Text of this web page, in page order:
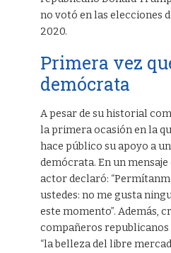
no votó en las elecciones
2020.
Primera vez
demócrata
A pesar de su historial
la primera ocasión en la
hace público su apoyo a
demócrata. En un mensaje
actor declaró:
ustedes: no me gusta
este momento”. Además,
compañeros
“la belleza del libre